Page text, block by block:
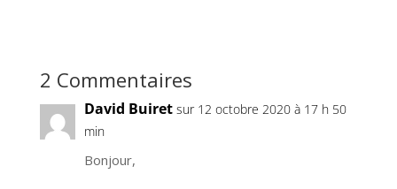
2 Commentaires
David Buiret sur 12 octobre 2020 à 17 h 50
min
Bonjour,